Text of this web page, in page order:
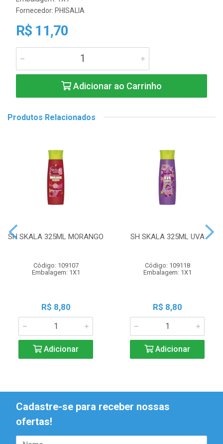
Fornecedor: PHISALIA
R$ 11,70
Adicionar ao Carrinho
Produtos Relacionados
SH SKALA 325ML MORANGO
Código: 109107
Embalagem: 1X1
R$ 8,80
Adicionar
SH SKALA 325ML UVA
Código: 109118
Embalagem: 1X1
R$ 8,80
Adicionar
Cadastre-se para receber nossas
ofertas!